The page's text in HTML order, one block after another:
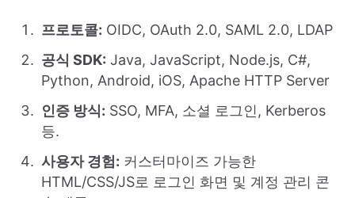
프로토콜: OIDC, OAuth 2.0, SAML 2.0, LDAP
공식 SDK: Java, JavaScript, Node.js, C#,
Python, Android, iOS, Apache HTTP Server
인증 방식: SSO, MFA, 소셜 로그인, Kerberos
등.
사용자 경험: 커스터마이즈 가능한
HTML/CSS/JS로 로그인 화면 및 계정 관리 콘